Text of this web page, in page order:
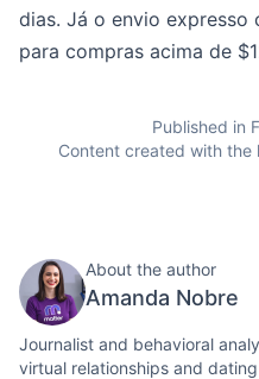
dias. Já o envio expresso
para compras acima de
Published in
Content created with the
About the author
Amanda Nobre
Journalist and behavioral
virtual relationships and